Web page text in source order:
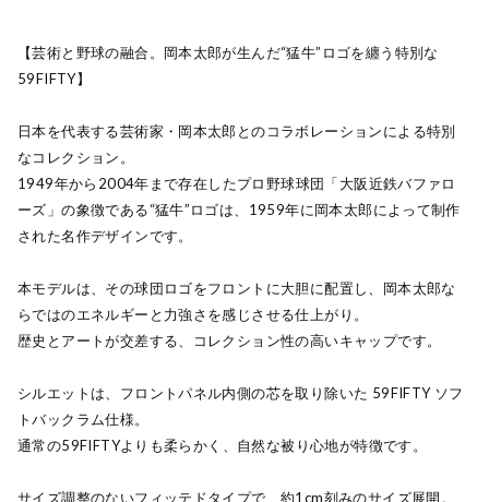
【芸術と野球の融合。岡本太郎が生んだ“猛牛”ロゴを纏う特別な
59FIFTY】
日本を代表する芸術家・岡本太郎とのコラボレーションによる特別
なコレクション。
1949年から2004年まで存在したプロ野球球団「大阪近鉄バファロ
ーズ」の象徴である“猛牛”ロゴは、1959年に岡本太郎によって制作
された名作デザインです。
本モデルは、その球団ロゴをフロントに大胆に配置し、岡本太郎な
らではのエネルギーと力強さを感じさせる仕上がり。
歴史とアートが交差する、コレクション性の高いキャップです。
シルエットは、フロントパネル内側の芯を取り除いた 59FIFTY ソフ
トバックラム仕様。
通常の59FIFTYよりも柔らかく、自然な被り心地が特徴です。
サイズ調整のないフィッテドタイプで、約1cm刻みのサイズ展開。